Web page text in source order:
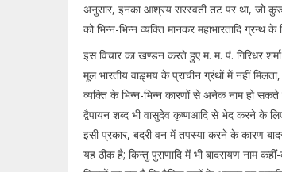
अनुसार, इनका आश्रय सरस्वती तट पर था, जो
को भिन्न-भिन्न व्यक्ति मानकर महाभारतादि ग्रन्थ
इस विचार का खण्डन करते हुए म. म. पं. गिरिधर
मूल भारतीय वाड़्मय के प्राचीन ग्रंथों में नहीं
व्यक्ति के भिन्न-भिन्न कारणों से अनेक नाम हो
द्वैपायन शब्द भी वासुदेव कृष्णआदि से भेद करने के
इसी प्रकार, बदरी वन में तपस्या करने के कारण
यह ठीक है; किन्तु पुराणादि में भी बादरायण नाम